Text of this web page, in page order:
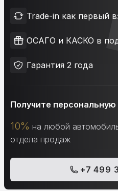
Trade-in как первый
ОСАГО и КАСКО в
Гарантия 2 года
Получите персональную
10% на любой
отдела продаж
+7 499